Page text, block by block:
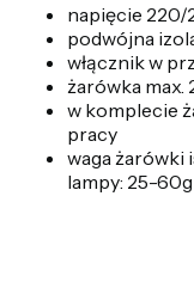
napięcie 220/
podwójna
włącznik w
żarówka max.
w komplecie
pracy
waga żarówki
lampy: 25-60g